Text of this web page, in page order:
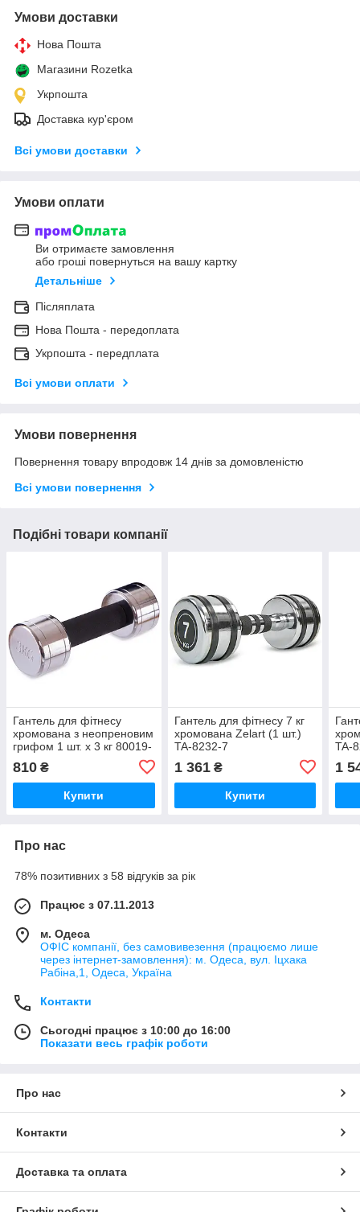
Умови доставки
Нова Пошта
Магазини Rozetka
Укрпошта
Доставка кур'єром
Всі умови доставки
Умови оплати
Ви отримаєте замовлення
або гроші повернуться на вашу картку
Детальніше
Післяплата
Нова Пошта - передоплата
Укрпошта - передплата
Всі умови оплати
Умови повернення
Повернення товару впродовж 14 днів за домовленістю
Всі умови повернення
Подібні товари компанії
Гантель для фітнесу
хромована з неопреновим
грифом 1 шт. х 3 кг 80019-
810 ₴
Купити
Гантель для фітнесу 7 кг
хромована Zelart (1 шт.)
TA-8232-7
1 361₴
Купити
TA-
1
Про нас
78% позитивних з 58 відгуків за рік
Працює з 07.11.2013
м. Одеса
ОФІС компанії, без самовивезення (працюємо лише
через інтернет-замовлення): м. Одеса, вул. Іцхака
Рабіна,1, Одеса, Україна
Контакти
Сьогодні працює з 10:00 до 16:00
Показати весь графік роботи
Про нас
Контакти
Доставка та оплата